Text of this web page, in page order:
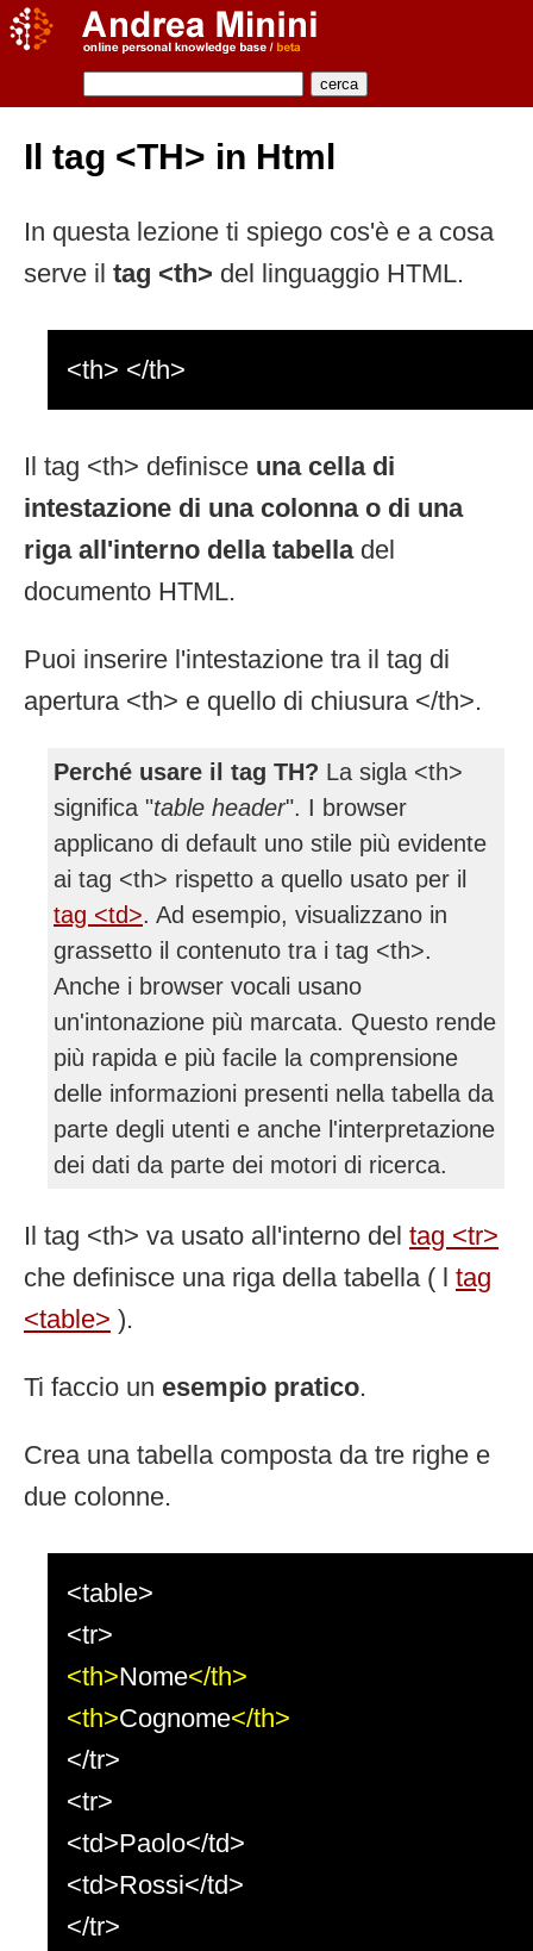
Il tag <TH> in Html
In questa lezione ti spiego cos'è e a cosa
serve il tag <th> del linguaggio HTML.
<th> </th>
Il tag <th> definisce una cella di
intestazione di una colonna o di una
riga all'interno della tabelladel
documento HTML.
Puoi inserire l'intestazione tra il tag di
apertura <th> e quello di chiusura </th>.
Perché usare il tag TH? La sigla <th>
significa "table header". I browser
applicano di default uno stile più evidente
ai tag <th> rispetto a quello usato per il
tag <td>. Ad esempio, visualizzano in
grassetto il contenuto tra i tag <th>.
Anche i browser vocali usano
un'intonazione più marcata. Questo rende
più rapida e più facile la comprensione
delle informazioni presenti nella tabella da
parte degli utenti e anche l'interpretazione
dei dati da parte dei motori di ricerca.
Il tag <th> va usato all'interno del tag <tr>
che definisce una riga della tabella ( l tag
<table> ).
Ti faccio un esempio pratico.
Crea una tabella composta da tre righe e
due colonne.
<table>
<tr>
<th>Nome</th>
<th>Cognome</th>
</tr>
<tr>
<td>Paolo</td>
<td>Rossi</td>
</tr>